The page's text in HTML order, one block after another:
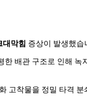
대막힘 증상이 발생했습
배관 구조로 인해
고착물을 정밀 타격